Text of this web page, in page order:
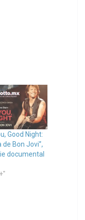
Good Night:
de Bon Jovi”,
documental